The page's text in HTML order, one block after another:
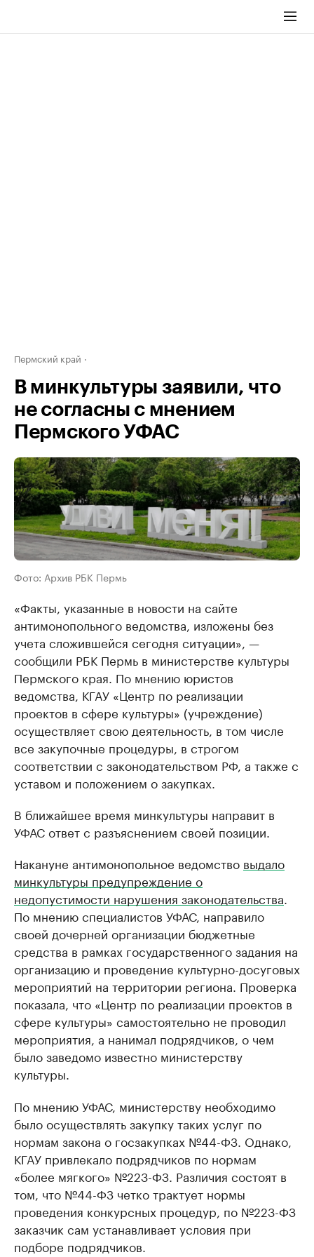
Пермский край
В минкультуры заявили, что
не согласны с мнением
Пермского УФАС
Фото: Архив РБК Пермь
«Факты, указанные в новости на сайте
антимонопольного ведомства, изложены без
учета сложившейся сегодня ситуации», —
сообщили РБК Пермь в министерстве культуры
Пермского края. По мнению юристов
ведомства, КГАУ «Центр по реализации
проектов в сфере культуры» (учреждение)
осуществляет свою деятельность, в том числе
все закупочные процедуры, в строгом
соответствии с законодательством РФ, а также с
уставом и положением о закупках.
В ближайшее время минкультуры направит в
УФАС ответ с разъяснением своей позиции.
Накануне антимонопольное ведомство выдало
минкультуры предупреждение о
недопустимости нарушения законодательства
По мнению специалистов УФАС, направило
своей дочерней организации бюджетные
средства в рамках государственного задания на
организацию и проведение культурно-досуговых
мероприятий на территории региона. Проверка
показала, что «Центр по реализации проектов в
сфере культуры» самостоятельно не проводил
мероприятия, а нанимал подрядчиков, о чем
было заведомо известно министерству
культуры.
По мнению УФАС, министерству необходимо
было осуществлять закупку таких услуг по
нормам закона о госзакупках №44-ФЗ. Однако,
КГАУ привлекало подрядчиков по нормам
«более мягкого» №223-ФЗ. Различия состоят в
том, что №44-ФЗ четко трактует нормы
проведения конкурсных процедур, по №223-ФЗ
заказчик сам устанавливает условия при
подборе подрядчиков.